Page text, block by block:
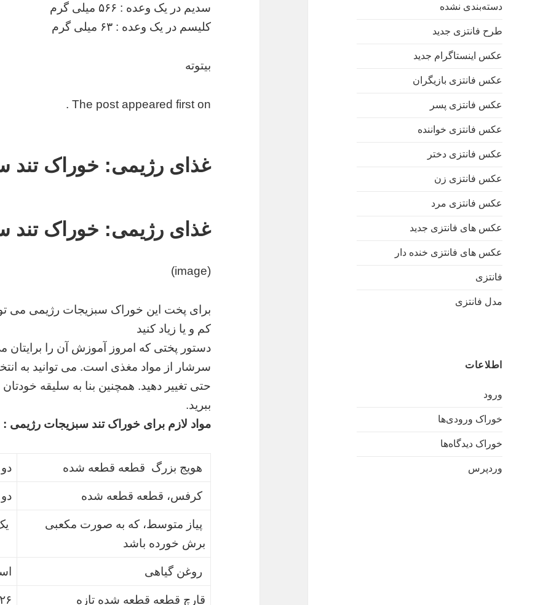
دسته‌بندی نشده
طرح فانتزی جدید
عکس اینستاگرام جدید
عکس فانتزی بازیگران
عکس فانتزی پسر
عکس فانتزی خواننده
عکس فانتزی دختر
عکس فانتزی زن
عکس فانتزی مرد
عکس های فانتزی جدید
عکس های فانتزی خنده دار
فانتزی
مدل فانتزی
اطلاعات
ورود
خوراک ورودی‌ها
خوراک دیدگاه‌ها
وردپرس
سدیم در یک وعده : ۵۶۶ میلی گرم
کلیسم در یک وعده : ۶۳ میلی گرم
بیتوته
The post appeared first on .
غذای رژیمی: خوراک تند
غذای رژیمی: خوراک تند
(image)
برای پخت این خوراک سبزیجات رژیمی می
کم و یا زیاد کنید
دستور پختی که امروز آموزش آن را برایتان
سرشار از مواد مغذی است. می توانید به
حتی تغییر دهید. همچنین بنا به سلیقه خودتان
ببرید.
مواد لازم برای خوراک تند سبزیجات رژیمی :
هویج بزرگ قطعه قطعه شده
کرفس، قطعه قطعه شده
پیاز متوسط، که به صورت مکعبی
برش خورده باشد
روغن گیاهی
قارچ قطعه قطعه شده تازه ۲۲۶